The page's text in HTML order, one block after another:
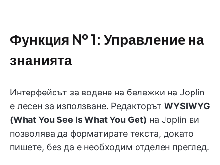
Функция № 1: Управление на
знанията
Интерфейсът за водене на бележки на Joplin
е лесен за използване. Редакторът WYSIWYG
(What You See Is What You Get) на Joplin ви
позволява да форматирате текста, докато
пишете, без да е необходим отделен преглед.